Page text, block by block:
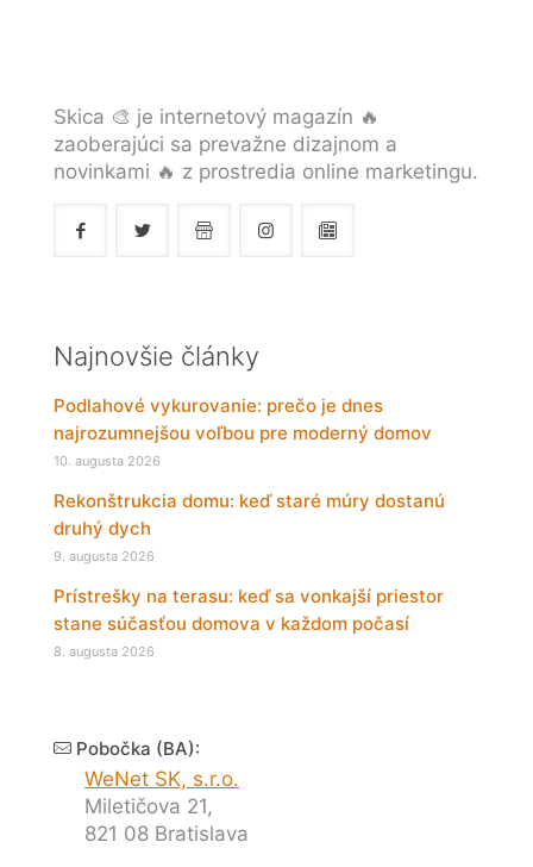
Skica 🎨 je internetový magazín 🔥
zaoberajúci sa prevažne dizajnom a
novinkami 🔥 z prostredia online marketingu.
Najnovšie články
Podlahové vykurovanie: prečo je dnes
najrozumnejšou voľbou pre moderný domov
10. augusta 2026
Rekonštrukcia domu: keď staré múry dostanú
druhý dych
9. augusta 2026
Prístrešky na terasu: keď sa vonkajší priestor
stane súčasťou domova v každom počasí
8. augusta 2026
Pobočka (BA):
WeNet SK, s.r.o.
Miletičova 21,
821 08 Bratislava